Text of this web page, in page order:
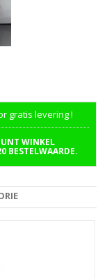
gratis levering !
WINKEL
BESTELWAARDE.